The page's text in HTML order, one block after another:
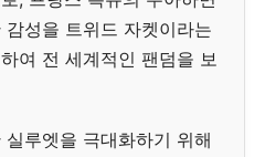
성을 트위드 자켓이라는
여 전 세계적인 팬덤을 보
루엣을 극대화하기 위해